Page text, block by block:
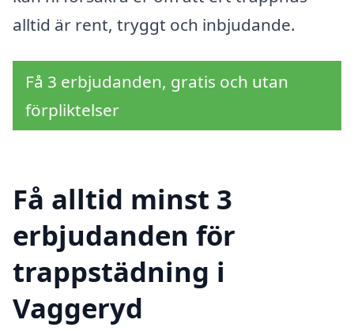
alltid är rent, tryggt och inbjudande.
Få 3 erbjudanden, gratis och utan
förpliktelser
Få alltid minst 3
erbjudanden för
trappstädning i
Vaggeryd